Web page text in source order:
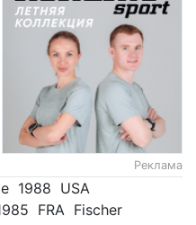
Реклама
1988 USA
FRA Fischer